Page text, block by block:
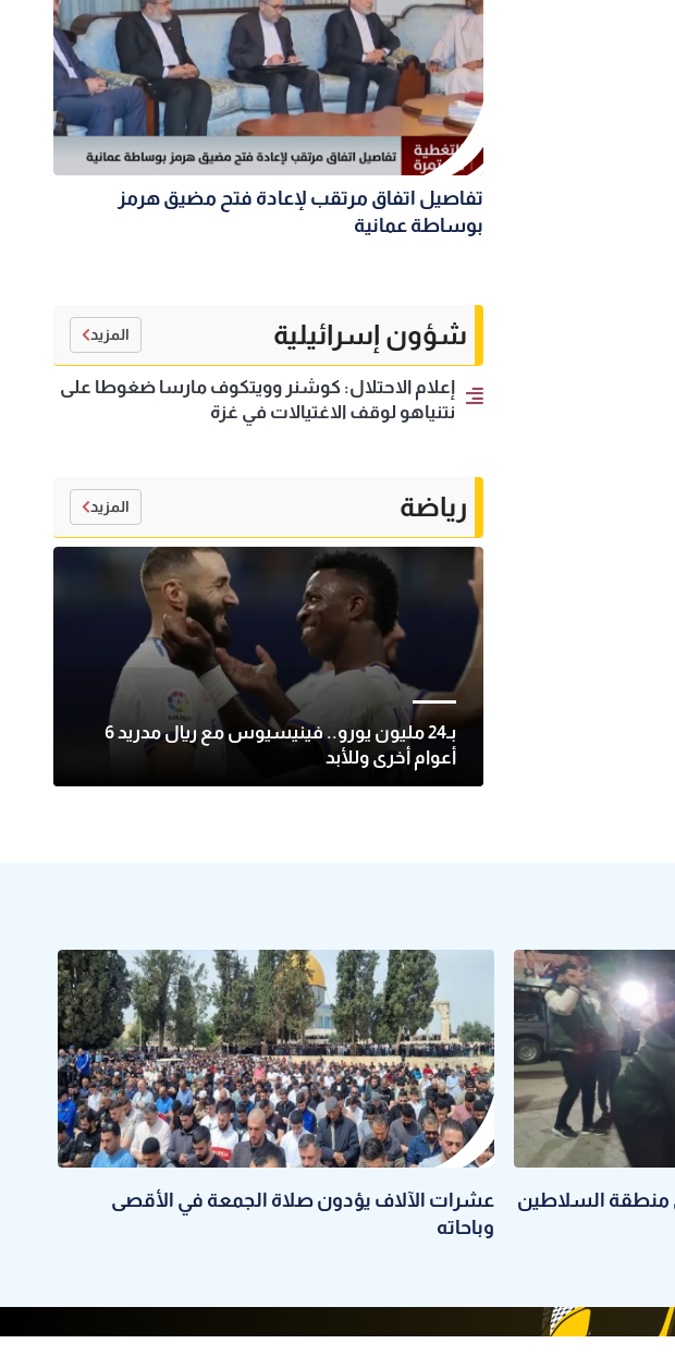
تفاصيل اتفاق مرتقب لإعادة فتح مضيق هرمز
بوساطة عمانية
شؤون إسرائيلية المزيد
إعلام الاحتلال: كوشنر وويتكوف مارسا ضغوطا على
نتنياهو لوقف الاغتيالات في غزة
رياضة المزيد
بـ24 مليون يورو.. فينيسيوس مع ريال مدريد 6
أعوام أخرى وللأبد
منطقة السلاطين
عشرات الآلاف يؤدون صلاة الجمعة في الأقصى
وباحاته